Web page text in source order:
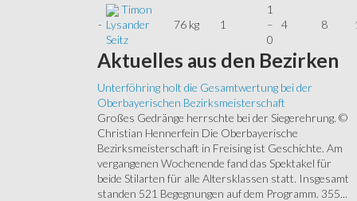
-
Timon
Lysander
Seitz
76 kg 1
1
–
0
4 8
Aktuelles aus den Bezirken
Unterföhring holt die Gesamtwertung bei der
Oberbayerischen Bezirksmeisterschaft
Großes Gedränge herrschte bei der Siegerehrung. ©
Christian Hennerfein Die Oberbayerische
Bezirksmeisterschaft in Freising ist Geschichte. Am
vergangenen Wochenende fand das Spektakel für
beide Stilarten für alle Altersklassen statt. Insgesamt
standen 521 Begegnungen auf dem Programm. 355...